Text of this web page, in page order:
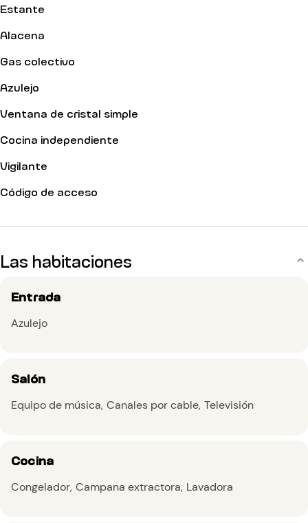
Estante
Alacena
Gas colectivo
Azulejo
Ventana de cristal simple
Cocina independiente
Vigilante
Código de acceso
Las habitaciones
Entrada
Azulejo
Salón
Equipo de música Canales por cable Televisión
Cocina
Congelador Campana extractora Lavadora